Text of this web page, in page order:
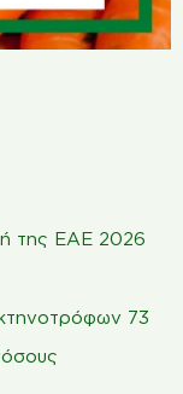
της ΕΑΕ 2026
73